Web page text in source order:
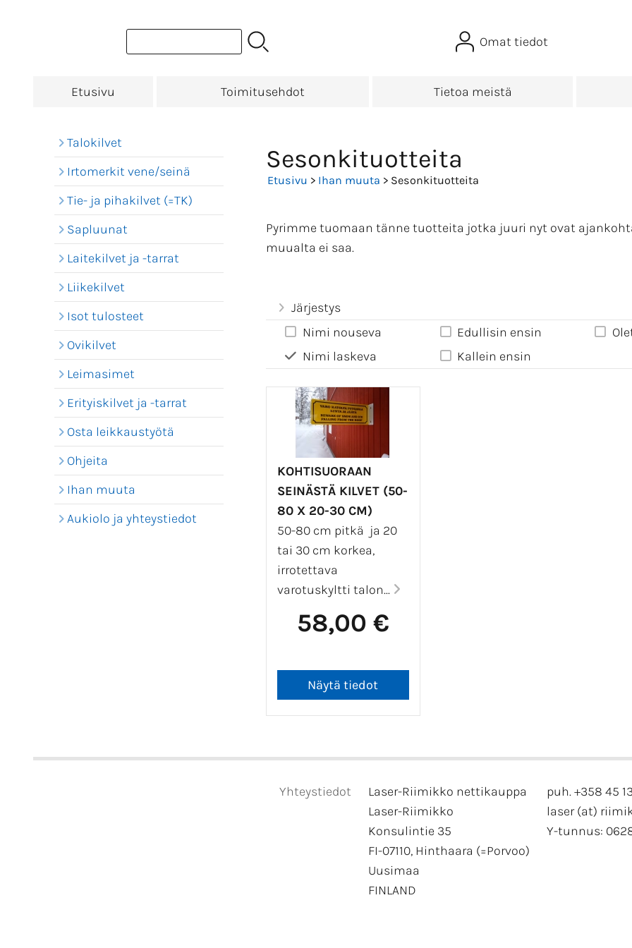
Omat tiedot
Etusivu Toimitusehdot Tietoa meistä
Talokilvet
Irtomerkit vene/seinä
Tie- ja pihakilvet (=TK)
Sapluunat
Laitekilvet ja -tarrat
Liikekilvet
Isot tulosteet
Ovikilvet
Leimasimet
Erityiskilvet ja -tarrat
Osta leikkaustyötä
Ohjeita
Ihan muuta
Aukiolo ja yhteystiedot
Sesonkituotteita
Etusivu > Ihan muuta > Sesonkituotteita
Pyrimme tuomaan tänne tuotteita jotka juuri nyt ovat
muualta ei saa.
Järjestys
Nimi nouseva
Nimi laskeva
Edullisin ensin
Kallein ensin
KOHTISUORAAN
SEINÄSTÄ KILVET (50-
80 X 20-30 CM)
50-80 cm pitkä ja 20
tai 30 cm korkea,
irrotettava
varotuskyltti talon...
58,00 €
Yhteystiedot
Laser-Riimikko nettikauppa
Laser-Riimikko
Konsulintie 35
FI-07110, Hinthaara (=Porvoo)
Uusimaa
FINLAND
puh. +358 45
laser (at)
Y-tunnus: